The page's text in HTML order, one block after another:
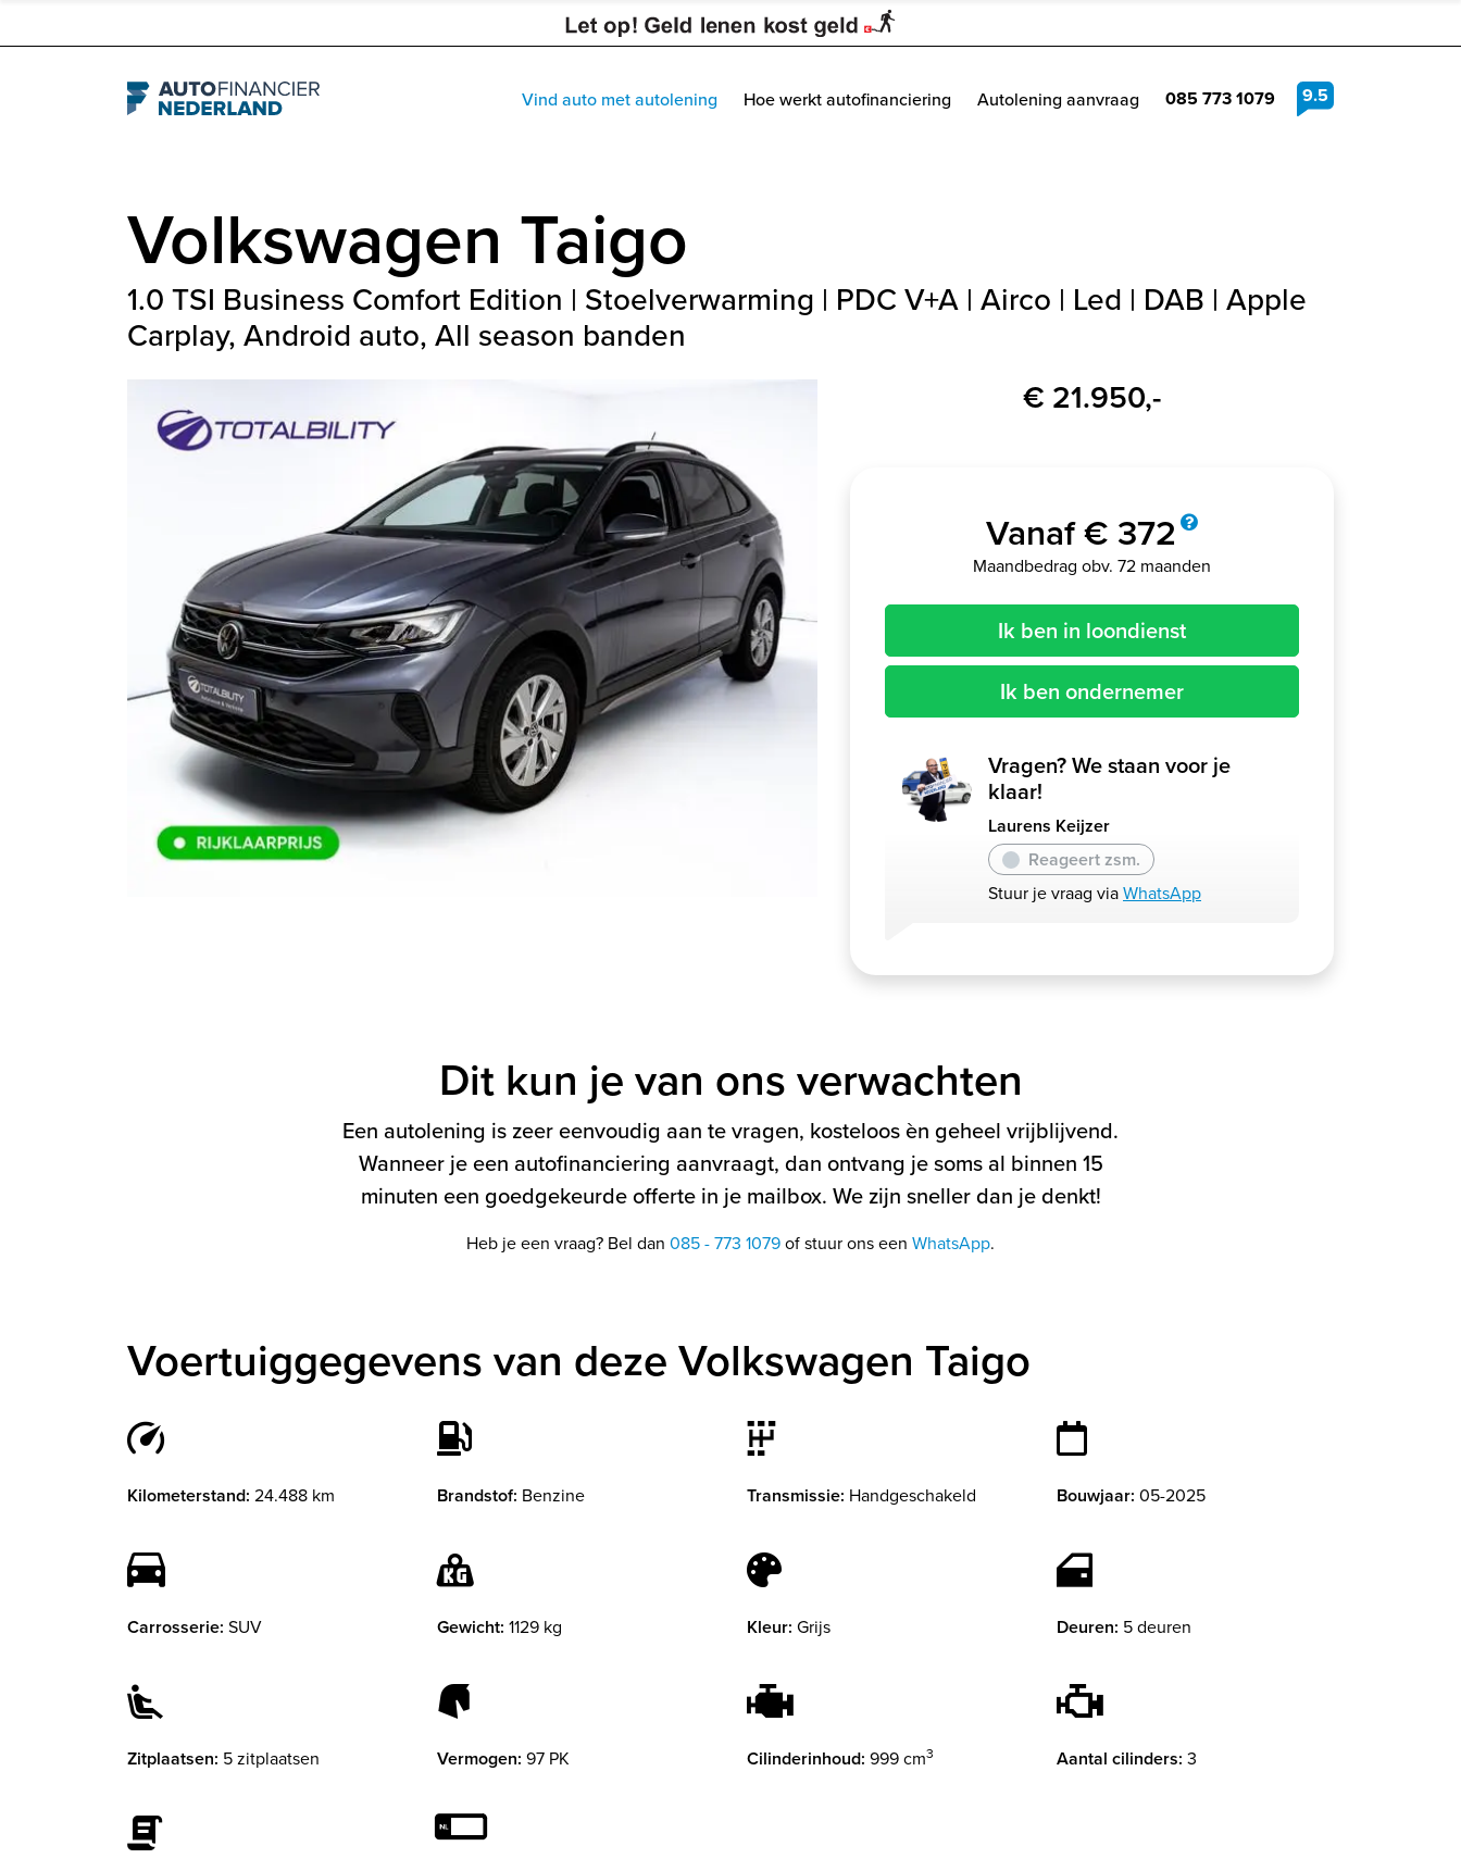
Navigation 9.5
Vind auto met autolening Hoe werkt autofinanciering Autolening aanvraag 085 773 1079
Volkswagen Taigo
1.0 TSI Business Comfort Edition | Stoelverwarming | PDC V+A | Airco | Led | DAB | Apple
Carplay, Android auto, All season banden
€ 21.950,-
Vanaf € 372
Maandbedrag obv. 72 maanden
Ik ben in loondienst
Ik ben ondernemer
Vragen? We staan voor je
klaar!
Laurens Keijzer
Reageert zsm.
Stuur je vraag viaWhatsApp
Dit kun je van ons verwachten
Een autolening is zeer eenvoudig aan te vragen, kosteloos èn geheel vrijblijvend.
Wanneer je een autofinanciering aanvraagt, dan ontvang je soms al binnen 15
minuten een goedgekeurde offerte in je mailbox. We zijn sneller dan je denkt!
Heb je een vraag? Bel dan 085 - 773 1079of stuur ons een WhatsApp.
Voertuiggegevens van deze Volkswagen Taigo
Kilometerstand: 24.488 km Brandstof: Benzine Transmissie: Handgeschakeld Bouwjaar: 05-2025
Carrosserie: SUV Gewicht: 1129 kg Kleur: Grijs Deuren: 5 deuren
Zitplaatsen: 5 zitplaatsen Vermogen: 97 PK Cilinderinhoud: 999 cm3 Aantal cilinders: 3